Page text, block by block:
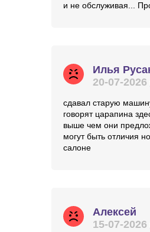
и не обслуживая...
Илья
20-07-2026
сдавал старую
говорят царапина
выше чем они
могут быть отличия
салоне
Алексей
15-07-2026